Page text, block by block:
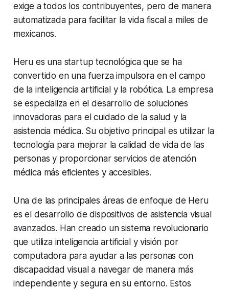
exige a todos los contribuyentes, pero de manera
automatizada para facilitar la vida fiscal a miles de
mexicanos.
Heru es una startup tecnológica que se ha
convertido en una fuerza impulsora en el campo
de la inteligencia artificial y la robótica. La empresa
se especializa en el desarrollo de soluciones
innovadoras para el cuidado de la salud y la
asistencia médica. Su objetivo principal es utilizar la
tecnología para mejorar la calidad de vida de las
personas y proporcionar servicios de atención
médica más eficientes y accesibles.
Una de las principales áreas de enfoque de Heru
es el desarrollo de dispositivos de asistencia visual
avanzados. Han creado un sistema revolucionario
que utiliza inteligencia artificial y visión por
computadora para ayudar a las personas con
discapacidad visual a navegar de manera más
independiente y segura en su entorno. Estos